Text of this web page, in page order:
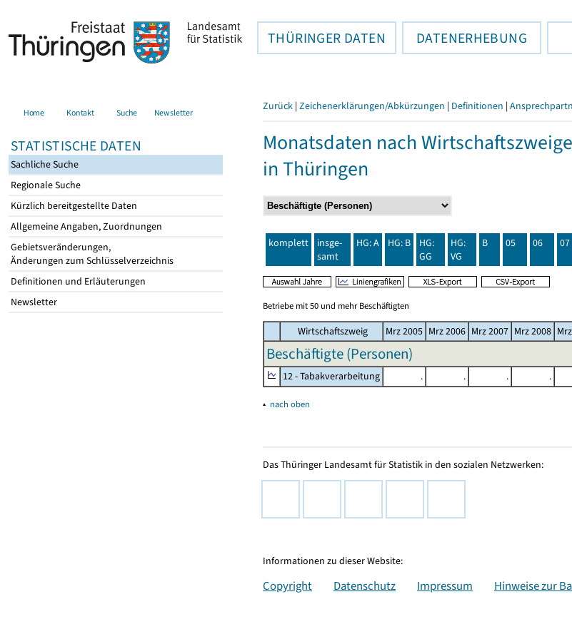
THÜRINGER DATEN DATENERHEBUNG
Home Kontakt Suche Newsletter
STATISTISCHE DATEN
Sachliche Suche
Regionale Suche
Kürzlich bereitgestellte Daten
Allgemeine Angaben, Zuordnungen
Gebietsveränderungen,
Änderungen zum Schlüsselverzeichnis
Definitionen und Erläuterungen
Newsletter
Zurück | Zeichenerklärungen/Abkürzungen | Definitionen |
Monatsdaten nach
in Thüringen
komplett
insge-
samt
HG: A HG: B
HG:
GG
HG:
VG
B 05 06 07
Betriebe mit 50 und mehr Beschäftigten
Wirtschaftszweig Mrz 2005 Mrz 2006 Mrz 2007 Mrz 2008
Beschäftigte (Personen)
12 - Tabakverarbeitung . . . .
▴ nach oben
Das Thüringer Landesamt für Statistik in den sozialen Netzwerken:
Informationen zu dieser Website:
Copyright Datenschutz Impressum Hinweise zur